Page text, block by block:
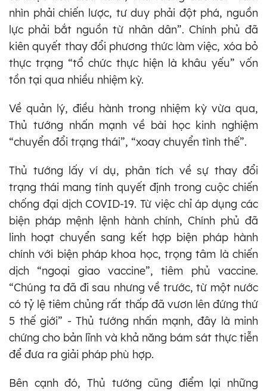
nhìn phải chiến lược, tư duy phải đột phá, nguồn
lực phải bắt nguồn từ nhân dân”. Chính phủ đã
kiên quyết thay đổi phương thức làm việc, xóa bỏ
thực trạng “tổ chức thực hiện là khâu yếu” vốn
tồn tại qua nhiều nhiệm kỳ.
Về quản lý, điều hành trong nhiệm kỳ vừa qua,
Thủ tướng nhấn mạnh về bài học kinh nghiệm
“chuyển đổi trạng thái”, “xoay chuyển tình thế”.
Thủ tướng lấy ví dụ, phân tích về sự thay đổi
trạng thái mang tính quyết định trong cuộc chiến
chống đại dịch COVID-19. Từ việc chỉ áp dụng các
biện pháp mệnh lệnh hành chính, Chính phủ đã
linh hoạt chuyển sang kết hợp biện pháp hành
chính với biện pháp khoa học, trọng tâm là chiến
dịch “ngoại giao vaccine”, tiêm phủ vaccine.
“Chúng ta đã đi sau nhưng về trước, từ một nước
có tỷ lệ tiêm chủng rất thấp đã vươn lên đứng thứ
5 thế giới” - Thủ tướng nhấn mạnh, đây là minh
chứng cho bản lĩnh và khả năng bám sát thực tiễn
để đưa ra giải pháp phù hợp.
Bên cạnh đó, Thủ tướng cũng điểm lại những